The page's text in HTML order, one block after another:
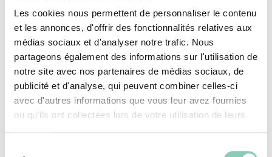
Les cookies nous permettent de personnaliser le contenu
et les annonces, d'offrir des fonctionnalités relatives aux
médias sociaux et d'analyser notre trafic. Nous
partageons également des informations sur l'utilisation de
notre site avec nos partenaires de médias sociaux, de
publicité et d'analyse, qui peuvent combiner celles-ci
avec d'autres informations que vous leur avez fournies
ou qu'ils ont collectées lors de votre utilisation de leurs
arracher. Enfin, une simple sortie sous la
pluie est toujours un moment de plaisir.
Surtout qu’avec les enfants, une
promenade peut très vite se transformer en
chasse aux escargots pendant laquelle les
enfants et les plus grands pourront sauter